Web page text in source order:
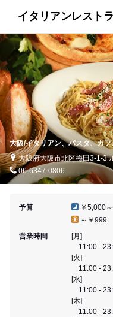
イタリアンレスト
大阪/イタリアン、パスタ、カフ
大阪府大阪市北区梅田3-1-3
06-6347-0806
予算
￥5,000
～￥999
営業時間
[月]
11:00 -
[火]
11:00 -
[水]
11:00 -
[木]
11:00 -